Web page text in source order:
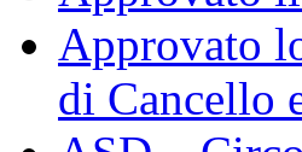
Approvato
di Cancello